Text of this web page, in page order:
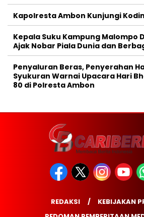
Kapolresta Ambon Kunjungi
Kepala Suku Kampung Malompo
Ajak Nobar Piala Dunia dan
Penyaluran Beras, Penyerahan
Syukuran Warnai Upacara Hari
80 di Polresta Ambon
REDAKSI
KEBIJAKAN